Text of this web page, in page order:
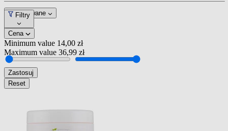
Dopasowane
Filtry
Cena
Minimum value 14,00 zł
Maximum value 36,99 zł
Zastosuj
Reset